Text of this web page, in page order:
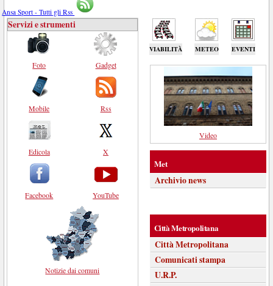
Ansa Sport - Tutti gli Rss
VIABILITÀ METEO EVENTI
Servizi e strumenti
Foto
Mobile
Edicola
Facebook
Gadget
Rss
X
YouTube
Notizie dai comuni
Video
Met
Archivio news
Città Metropolitana
Città Metropolitana
Comunicati stampa
U.R.P.